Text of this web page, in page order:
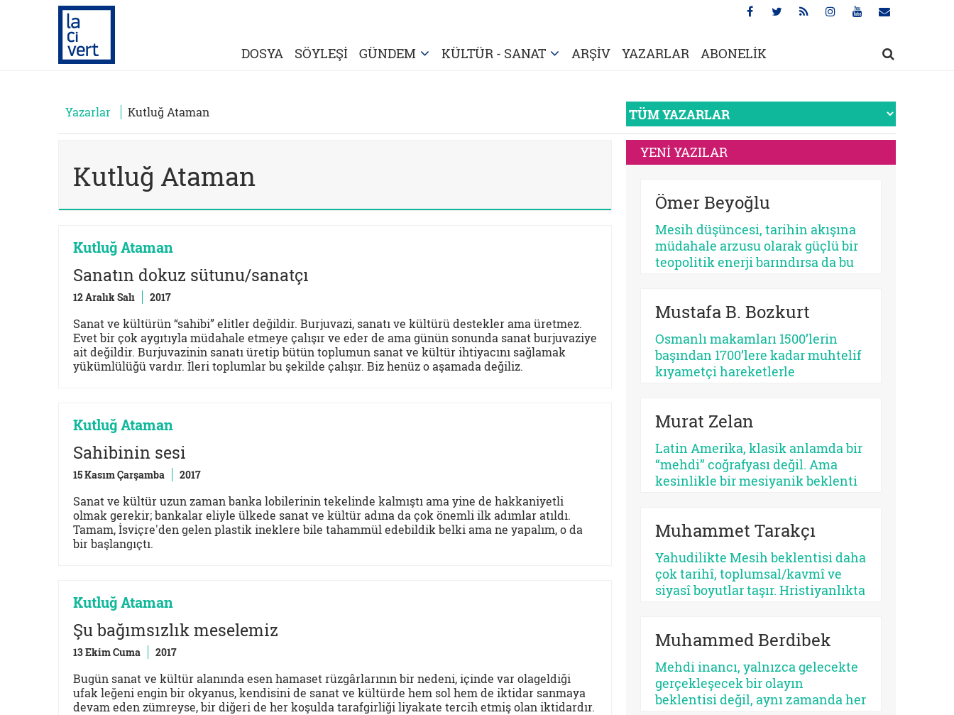
DOSYA SÖYLEŞİ GÜNDEM KÜLTÜR - SANAT ARŞİV YAZARLAR ABONELİK
Yazarlar Kutluğ Ataman
Kutluğ Ataman
Kutluğ Ataman
Sanatın dokuz sütunu/sanatçı
12 Aralık Salı 2017
Sanat ve kültürün “sahibi” elitler değildir. Burjuvazi, sanatı ve kültürü destekler ama üretmez.
Evet bir çok aygıtıyla müdahale etmeye çalışır ve eder de ama günün sonunda sanat burjuvaziye
ait değildir. Burjuvazinin sanatı üretip bütün toplumun sanat ve kültür ihtiyacını sağlamak
yükümlülüğü vardır. İleri toplumlar bu şekilde çalışır. Biz henüz o aşamada değiliz.
Kutluğ Ataman
Sahibinin sesi
15 Kasım Çarşamba 2017
Sanat ve kültür uzun zaman banka lobilerinin tekelinde kalmıştı ama yine de hakkaniyetli
olmak gerekir; bankalar eliyle ülkede sanat ve kültür adına da çok önemli ilk adımlar atıldı.
Tamam, İsviçre'den gelen plastik ineklere bile tahammül edebildik belki ama ne yapalım, o da
bir başlangıçtı.
Kutluğ Ataman
Şu bağımsızlık meselemiz
13 Ekim Cuma 2017
Bugün sanat ve kültür alanında esen hamaset rüzgârlarının bir nedeni, içinde var olageldiği
ufak leğeni engin bir okyanus, kendisini de sanat ve kültürde hem sol hem de iktidar sanmaya
devam eden zümreyse, bir diğeri de her koşulda tarafgirliği liyakate tercih etmiş olan iktidardır.
YENİ YAZILAR
Ömer Beyoğlu
Mesih düşüncesi, tarihin akışına
müdahale arzusu olarak güçlü bir
teopolitik enerji barındırsa da bu
toplumsal bir çürümeyi ve
Dünyayı bir bekleme odasına
çeviren her tasavvur, şimdiyi ve
insan iradesini değersizleştirir.
Mustafa B. Bozkurt
Osmanlı makamları 1500’lerin
başından 1700’lere kadar muhtelif
kıyametçi hareketlerle
başarmıştır. Bu devrin, özellikle
devri olması tesadüf değildir.
Siyasi krizler kıyametçi
beklentileri tetiklemektedir.
Murat Zelan
Latin Amerika, klasik anlamda bir
“mehdi” coğrafyası değil. Ama
kesinlikle bir mesiyanik beklenti
beklemez, çoğu zaman kendi
yarasına benzeyen bir yüz arar. Bu
yüzden kıtanın azizleri
kusurludur, öfkelidir, bazen
günahkârdır, bazen başarısızdır.
Muhammet Tarakçı
Yahudilikte Mesih beklentisi daha
çok tarihî, toplumsal/kavmî ve
siyasî boyutlar taşır. Hristiyanlıkta
ilişkilendirilir. Yahudilikte Mesih
ikbali ve istikbali ile ilgili iken,
Hristiyanlıkta Mesih’in misyonu
bütün insanlığa yöneliktir.
Muhammed Berdibek
Mehdi inancı, yalnızca gelecekte
gerçekleşecek bir olayın
beklentisi değil, aynı zamanda her